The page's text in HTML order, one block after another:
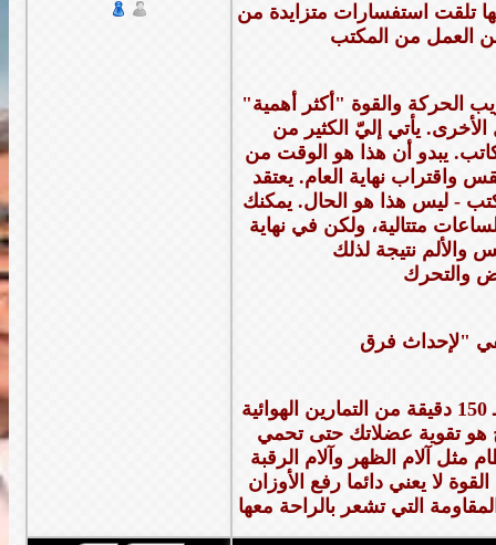
تلقت استفسارات متزايدة من
الحركة والقوة "أكثر أهمية"
يأتي إليّ الكثير من
يبدو أن هذا هو الوقت من
واقتراب نهاية العام. يعتقد
- ليس هذا هو الحال. يمكنك
متتالية، ولكن في نهاية
قالت ناتالي: "10000 خطوة هي هدف جيد، لكن يجب أن تقرن ذلك بـ 150 دقيقة من التمارين الهوائية
هو تقوية عضلاتك حتى تحمي
آلام الظهر وآلام الرقبة
لا يعني دائما رفع الأوزان